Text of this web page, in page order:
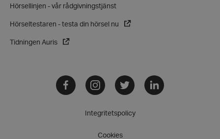
Hörsellinjen - vår rådgivningstjänst
Hörseltestaren - testa din hörsel nu
Tidningen Auris
FacebookInstagramTwitter LinkedIn
Integritetspolicy
Cookies
hrf-popup-closed-*
wordpress_test_cookie